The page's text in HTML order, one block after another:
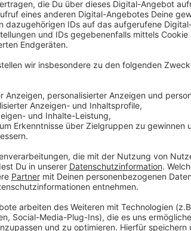
Ein offenes Ohr für queere
Anzeige
AuchMichelle aus Weselfreut sich sehr
als Mann gelebt, bevor sie vor etwa zehn
CSD wird das erste Event sein, an dem sie
gesprochen. Anfangs war es schwierig für
niemanden, dem sie von ihrem Wandel
Daher wünscht sie sich
wenden kann, um mögliche Fragen zu klären.
Anzeige
Auch Moers und Neukirchen-Vluyn